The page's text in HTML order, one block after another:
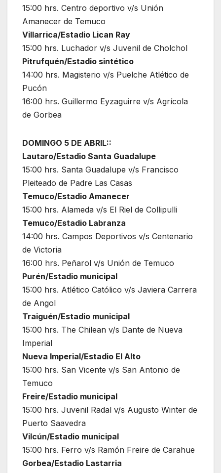
15:00 hrs. Centro deportivo v/s Unión
Amanecer de Temuco
Villarrica/Estadio Lican Ray
15:00 hrs. Luchador v/s Juvenil de Cholchol
Pitrufquén/Estadio sintético
14:00 hrs. Magisterio v/s Puelche Atlético de
Pucón
16:00 hrs. Guillermo Eyzaguirre v/s Agrícola
de Gorbea
DOMINGO 5 DE ABRIL::
Lautaro/Estadio Santa Guadalupe
15:00 hrs. Santa Guadalupe v/s Francisco
Pleiteado de Padre Las Casas
Temuco/Estadio Amanecer
15:00 hrs. Alameda v/s El Riel de Collipulli
Temuco/Estadio Labranza
14:00 hrs. Campos Deportivos v/s Centenario
de Victoria
16:00 hrs. Peñarol v/s Unión de Temuco
Purén/Estadio municipal
15:00 hrs. Atlético Católico v/s Javiera Carrera
de Angol
Traiguén/Estadio municipal
15:00 hrs. The Chilean v/s Dante de Nueva
Imperial
Nueva Imperial/Estadio El Alto
15:00 hrs. San Vicente v/s San Antonio de
Temuco
Freire/Estadio municipal
15:00 hrs. Juvenil Radal v/s Augusto Winter de
Puerto Saavedra
Vilcún/Estadio municipal
15:00 hrs. Ferro v/s Ramón Freire de Carahue
Gorbea/Estadio Lastarria